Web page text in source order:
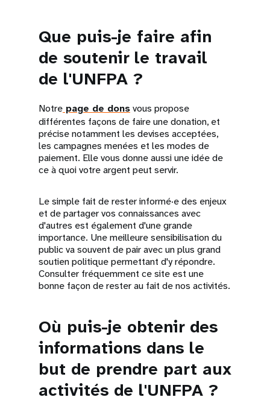
Que puis-je faire afin
de soutenir le travail
de l'UNFPA ?
Notre page de donsvous propose
différentes façons de faire une donation, et
précise notamment les devises acceptées,
les campagnes menées et les modes de
paiement. Elle vous donne aussi une idée de
ce à quoi votre argent peut servir.
Le simple fait de rester informé·e des enjeux
et de partager vos connaissances avec
d'autres est également d'une grande
importance. Une meilleure sensibilisation du
public va souvent de pair avec un plus grand
soutien politique permettant d'y répondre.
Consulter fréquemment ce site est une
bonne façon de rester au fait de nos activités.
Où puis-je obtenir des
informations dans le
but de prendre part aux
activités de l'UNFPA ?